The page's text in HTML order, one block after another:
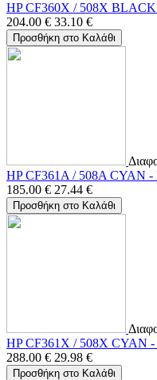
HP CF360X / 508X BLACK
204.00 € 33.10 €
Προσθήκη στο Καλάθι
HP CF361A / 508A CYAN -
185.00 € 27.44 €
Προσθήκη στο Καλάθι
HP CF361X / 508X CYAN -
288.00 € 29.98 €
Προσθήκη στο Καλάθι